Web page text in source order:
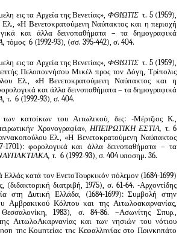
εις τα Αρχεία της Βενετίας», ΦΘΙΩΤΙΣ τ. 5 (1959),
«Η Βενετοκρατούμενη Ναύπακτος και η περιοχή
και άλλα δεινοπαθήματα – τα δημογραφικά
τόμος 6 (1992-93), (σσ. 395-442), σ. 404.
εις τα Αρχεία της Βενετίας», ΦΘΙΩΤΙΣ τ. 5 (1959),
Πελοποννήσου Μικέλ προς τον Δόγη, Τρίπολις
Ελ., «Η Βενετοκρατούμενη Ναύπακτος και η
και άλλα δεινοπαθήματα – τα δημογραφικά
τ. 6 (1992-93), σ. 404.
κατοίκων του Αιτωλικού, δες: -Μέρτζιος Κ.,
Χρονογραφία», ΗΠΕΙΡΩΤΙΚΗ ΕΣΤΙΑ, τ. 6
Ελ., «Η Βενετοκρατούμενη Ναύπακτος
1701): φορολογικά και άλλα δεινοπαθήματα – τα
τ. 6 (1992-93), σ. 404 υποσημ. 36.
κατά τον ΕνετοΤουρκικόν πόλεμον (1684-1699)
διατριβή, 1975), σ. 61-64. -Αρχοντίδης
στη Δυτική Ελλάδα, (1684-1699): Συμβολή στην
Αμβρακικού Κόλπου και της Αιτωλοακαρνανίας,
Θεσσαλονίκη, 1983), σ. 84-86. –Ασωνίτης Σπυρ.,
ΑιτωλοΑκαρνανίας και των νησιών του νότιου
της Κομητείας της Κεφαλληνίας στο Πριγκηπάτο